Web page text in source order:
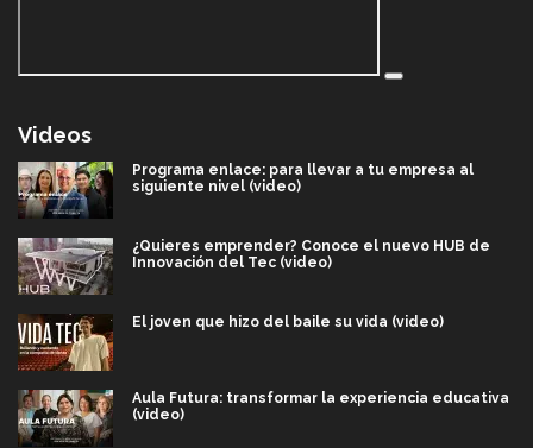
Videos
Programa enlace: para llevar a tu empresa al
siguiente nivel (video)
¿Quieres emprender? Conoce el nuevo HUB de
Innovación del Tec (video)
El joven que hizo del baile su vida (video)
Aula Futura: transformar la experiencia educativa
(video)